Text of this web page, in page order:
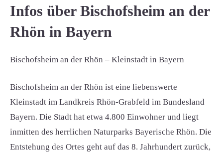
Infos über Bischofsheim an der
Rhön in Bayern
Bischofsheim an der Rhön – Kleinstadt in Bayern
Bischofsheim an der Rhön ist eine liebenswerte
Kleinstadt im Landkreis Rhön-Grabfeld im Bundesland
Bayern. Die Stadt hat etwa 4.800 Einwohner und liegt
inmitten des herrlichen Naturparks Bayerische Rhön. Die
Entstehung des Ortes geht auf das 8. Jahrhundert zurück,